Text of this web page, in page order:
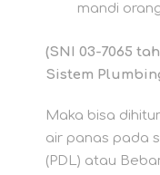
mandi
(SNI 03-7065
Sistem
Maka bisa
air panas pada
(PDL) atau